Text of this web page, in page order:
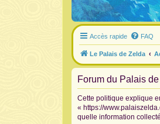
Accès rapide FAQ
Le Palais de Zelda
Forum du Palais
Cette politique explique
« https://
quelle information